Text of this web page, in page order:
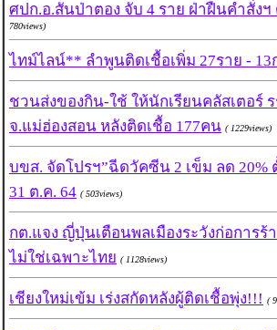
ศปก.อ.สันป่าตอง จับ 4 ราย ฝ่าฝืนคำสั่งฯ
780views)
ไทม์ไลน์** ลำพูนติดเชื้อเพิ่ม 27ราย - 13
ชวนส่งของกิน-ใช้ ให้นักเรียนคลัสเตอร์ ร
จ.แม่ฮ่องสอน หลังติดเชื้อ 177คน ( 1229views)
บขส. จัดโปรฯ”ฉีดวัคซีน 2 เข็ม ลด 20%
31 ต.ค. 64 ( 503views)
กต.แจง ญี่ปุ่นเตือนพลเมืองระวังก่อการร้
ไม่ใช่เฉพาะไทย ( 1128views)
เชียงใหม่เข้ม เร่งสกัดหลังผู้ติดเชื้อพุ่ง!!! (